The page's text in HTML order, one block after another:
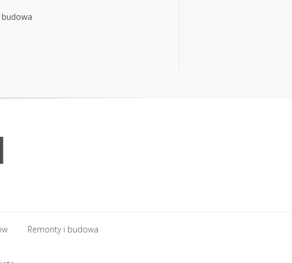
Remonty i budowa